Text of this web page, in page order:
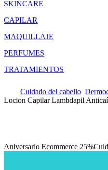
SKINCARE
CAPILAR
MAQUILLAJE
PERFUMES
TRATAMIENTOS
Cuidado del cabello
Locion Capilar Lambdapil
Aniversario Ecommerce 25%